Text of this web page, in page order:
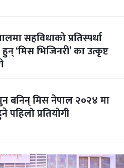
सहविधाको प्रतिस्पर्धा
‘मिस भिजिनरी’ का उत्कृष्ट
बनिन् मिस नेपाल २०२४ मा
पहिलो प्रतियोगी